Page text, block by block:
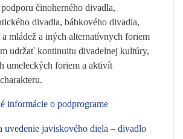
činoherného divadla,
divadla, bábkového divadla,
mládež a iných alternatívnych foriem
udržať kontinuitu divadelnej kultúry,
umeleckých foriem a aktivít
informácie o podprograme
uvedenie javiskového diela – divadlo